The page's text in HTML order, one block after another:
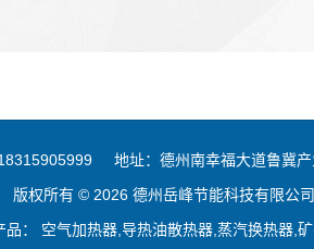
地址：德州南幸福大道鲁冀
版权所有 © 2026 德州岳峰节能科技有限公司
品： 空气加热器,导热油散热器,蒸汽换热器,